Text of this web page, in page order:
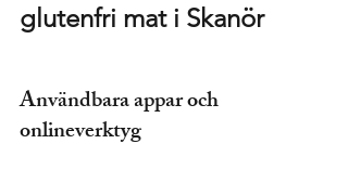
glutenfri mat i Skanör
Användbara appar och
onlineverktyg